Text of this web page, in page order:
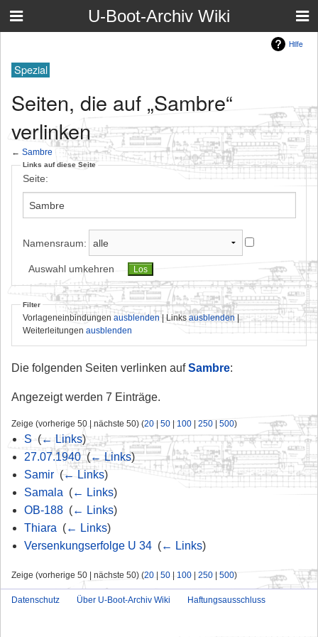
U-Boot-Archiv Wiki
Hilfe
Spezial
Seiten, die auf „Sambre“
verlinken
← Sambre
Links auf diese Seite
Seite:
Namensraum:
Auswahl umkehren
Filter
Vorlageneinbindungen ausblenden| Linksausblenden|
Weiterleitungen ausblenden
Die folgenden Seiten verlinken aufSambre:
Angezeigt werden 7 Einträge.
Zeige (vorherige 50 | nächste 50) (20 | 50 | 100 | 250 | 500)
S (← Links)
27.07.1940‎(← Links)
Samir‎ (← Links)
Samala (← Links)
OB-188‎ (← Links)
Thiara (← Links)
Versenkungserfolge U 34‎ (← Links)
Zeige (vorherige 50 | nächste 50) (20 | 50 | 100 | 250 | 500)
Datenschutz Über U-Boot-Archiv Wiki Haftungsausschluss